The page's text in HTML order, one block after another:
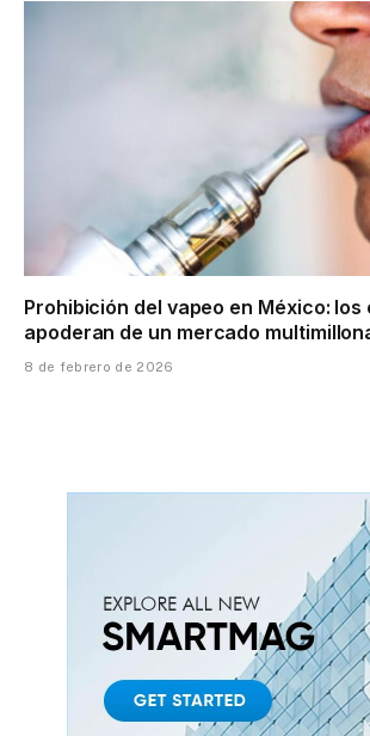
Prohibición del vapeo en México: los
apoderan de un mercado
8 de febrero de 2026